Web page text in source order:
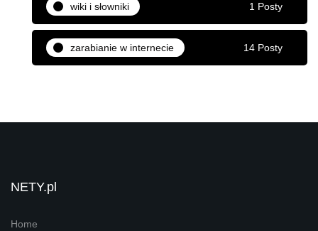
wiki i słowniki 1 Posty
zarabianie w internecie 14 Posty
NETY.pl
Home